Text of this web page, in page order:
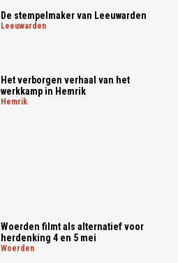
De stempelmaker van Leeuwarden
leeuwarden
Het verborgen verhaal van het
werkkamp in Hemrik
hemrik
Woerden filmt als alternatief voor
herdenking 4 en 5 mei
woerden